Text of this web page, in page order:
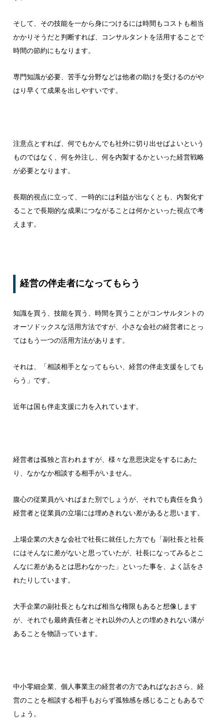
そして、その技能を一から身につけるには時間もコストも相当
かかりそうだと判断すれば、コンサルタントを活用することで
時間の節約にもなります。
専門知識が必要、苦手な分野などは他者の助けを受けるのがや
はり早くて成果を出しやすいです。
注意点とすれば、何でもかんでも社外に切り出せばよいという
ものではなく、何を外注し、何を内製するかといった経営戦略
が必要となります。
長期的視点に立って、一時的には利益が出なくとも、内製化す
ることで長期的な成果につながることは何かといった視点で考
えます。
経営の伴走者になってもらう
知識を買う、技能を買う、時間を買うことがコンサルタントの
オーソドックスな活用方法ですが、小さな会社の経営者にとっ
てはもう一つの活用方法があります。
それは、「相談相手となってもらい、経営の伴走支援をしても
らう」です。
近年は国も伴走支援に力を入れています。
経営者は孤独と言われますが、様々な意思決定をするにあた
り、なかなか相談する相手がいません。
腹心の従業員がいればまた別でしょうが、それでも責任を負う
経営者と従業員の立場には埋めきれない差があると思います。
上場企業の大きな会社で社長に就任した方でも「副社長と社長
にはそんなに差がないと思っていたが、社長になってみるとこ
んなに差があるとは思わなかった」といった事を、よく話をさ
れたりしています。
大手企業の副社長ともなれば相当な権限もあると想像します
が、それでも最終責任者とそれ以外の人との埋めきれない溝が
あることを物語っています。
中小零細企業、個人事業主の経営者の方であればなおさら、経
営のことを相談する相手もおらず孤独感を感じることもあるで
しょう。